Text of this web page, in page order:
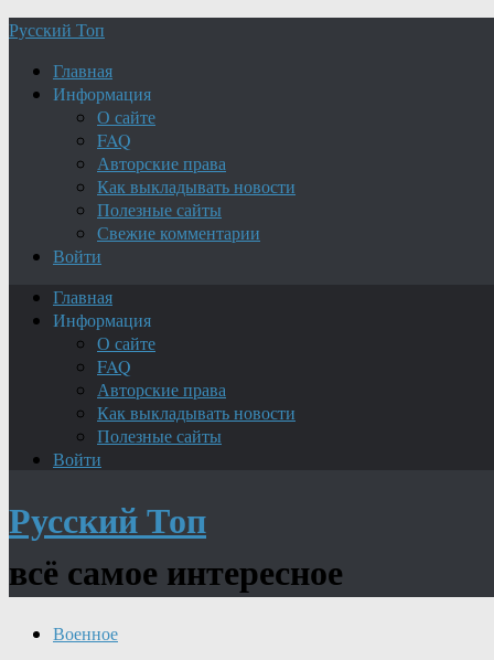
Русский Топ
Главная
Информация
О сайте
FAQ
Авторские права
Как выкладывать новости
Полезные сайты
Свежие комментарии
Войти
Главная
Информация
О сайте
FAQ
Авторские права
Как выкладывать новости
Полезные сайты
Войти
Русский Топ
всё самое интересное
Военное